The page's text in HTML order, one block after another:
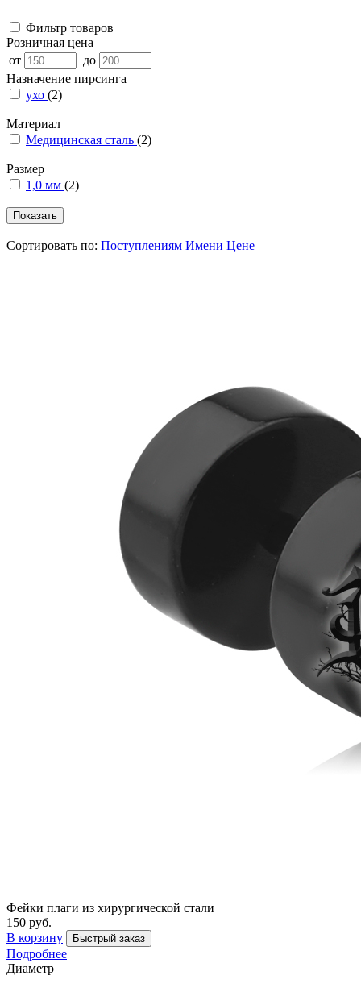
Фильтр товаров
Розничная цена
от
до
Назначение пирсинга
ухо (2)
Материал
Медицинская сталь (2)
Размер
1,0 мм (2)
Сортировать по: Поступлениям Имени Цене
Фейки плаги из хирургической стали
150 руб.
В корзину
Быстрый заказ
Подробнее
Диаметр